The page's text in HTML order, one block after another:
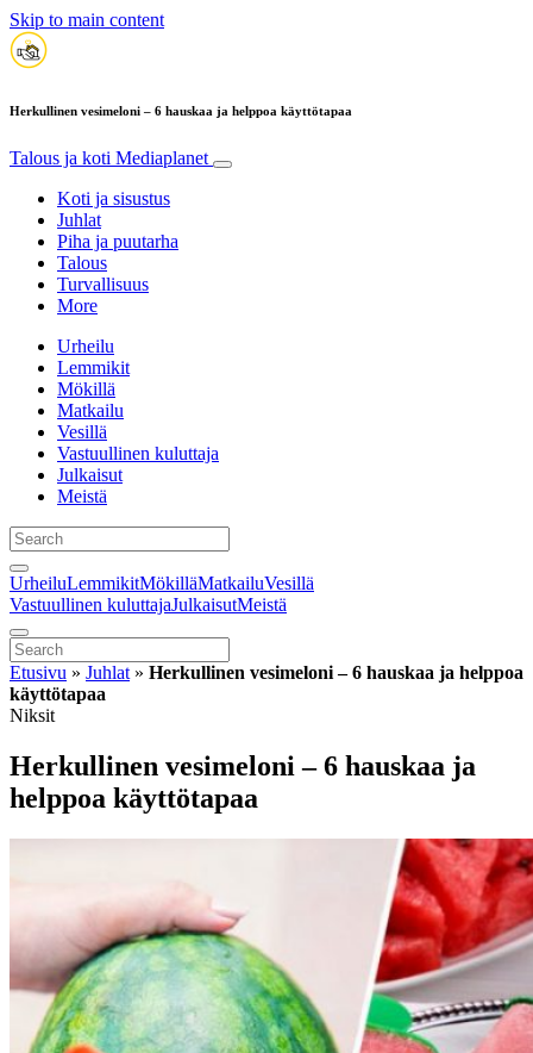
Skip to main content
Herkullinen vesimeloni – 6 hauskaa ja helppoa käyttötapaa
Talous ja koti Mediaplanet
Koti ja sisustus
Juhlat
Piha ja puutarha
Talous
Turvallisuus
More
Urheilu
Lemmikit
Mökillä
Matkailu
Vesillä
Vastuullinen kuluttaja
Julkaisut
Meistä
UrheiluLemmikitMökilläMatkailuVesillä
Vastuullinen kuluttajaJulkaisutMeistä
Etusivu » Juhlat » Herkullinen vesimeloni – 6 hauskaa ja helppoa
käyttötapaa
Niksit
Herkullinen vesimeloni – 6 hauskaa ja
helppoa käyttötapaa